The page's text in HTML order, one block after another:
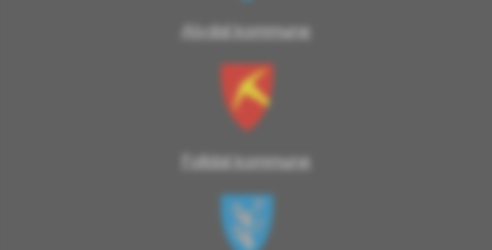
Alvdal kommune
Folldal kommune